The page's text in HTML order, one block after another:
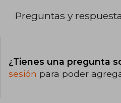
Preguntas y
¿Tienes una pregunta
sesión para poder